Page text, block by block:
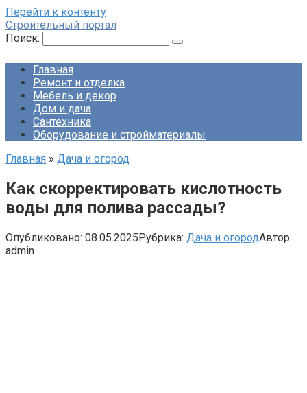
Перейти к контенту
Строительный портал
Поиск:
Главная
Ремонт и отделка
Мебель и декор
Дом и дача
Сантехника
Оборудование и стройматериалы
Главная » Дача и огород
Как скорректировать кислотность
воды для полива рассады?
Опубликовано: 08.05.2025Рубрика: Дача и огородАвтор:
admin